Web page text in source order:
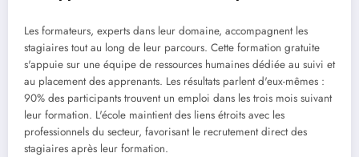
Les formateurs, experts dans leur domaine, accompagnent les
stagiaires tout au long de leur parcours. Cette formation gratuite
s'appuie sur une équipe de ressources humaines dédiée au suivi et
au placement des apprenants. Les résultats parlent d'eux-mêmes :
90% des participants trouvent un emploi dans les trois mois suivant
leur formation. L'école maintient des liens étroits avec les
professionnels du secteur, favorisant le recrutement direct des
stagiaires après leur formation.